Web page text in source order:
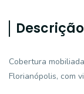
Descrição
Cobertura
Florianópolis, com